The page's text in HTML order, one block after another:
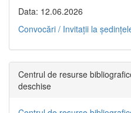
Data: 12.06.2026
Convocări / Invitaţii la
Centrul de resurse
deschise